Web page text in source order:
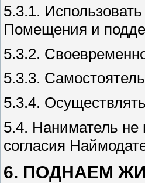
5.3.1.
Помещения и
5.3.2.
5.3.3.
5.3.4.
5.4. Наниматель не
согласия
6. ПОДНАЕМ